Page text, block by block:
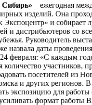
– ежегодная
изделий. Она
Экспоцентр» и собирает
и дистрибьютеров со
Руководитель
назвала даты
февраля: «С каждым
количество участников,
посетителей из
и других регионов.
экспозицию для
формат работы